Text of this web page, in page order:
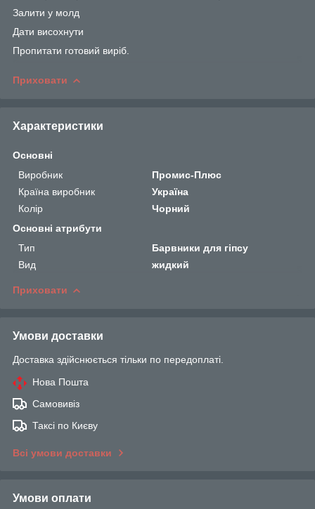
Залити у молд
Дати висохнути
Пропитати готовий виріб.
Приховати
Характеристики
Основні
Виробник
Промис-Плюс
Країна виробник
Україна
Колір
Чорний
Основні атрибути
Тип
Барвники для гіпсу
Вид
жидкий
Приховати
Умови доставки
Доставка здійснюється тільки по передоплаті.
Нова Пошта
Самовивіз
Таксі по Києву
Всі умови доставки
Умови оплати